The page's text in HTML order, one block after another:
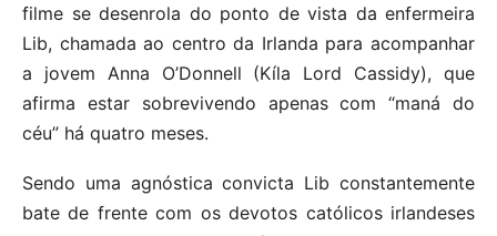
filme se desenrola do ponto de vista da enfermeira
Lib, chamada ao centro da Irlanda para acompanhar
a jovem Anna O’Donnell (Kíla Lord Cassidy), que
afirma estar sobrevivendo apenas com “maná do
céu” há quatro meses.
Sendo uma agnóstica convicta Lib constantemente
bate de frente com os devotos católicos irlandeses